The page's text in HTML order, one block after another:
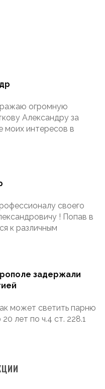
огромную
Александру за
моих интересов в
своего
! Попав в
к различным
задержали
может светить парню
лет по ч.4 ст. 228.1